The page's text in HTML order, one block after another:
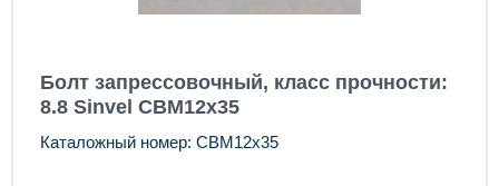
Болт запрессовочный, класс прочности:
8.8 Sinvel CBM12x35
Каталожный номер: CBM12x35